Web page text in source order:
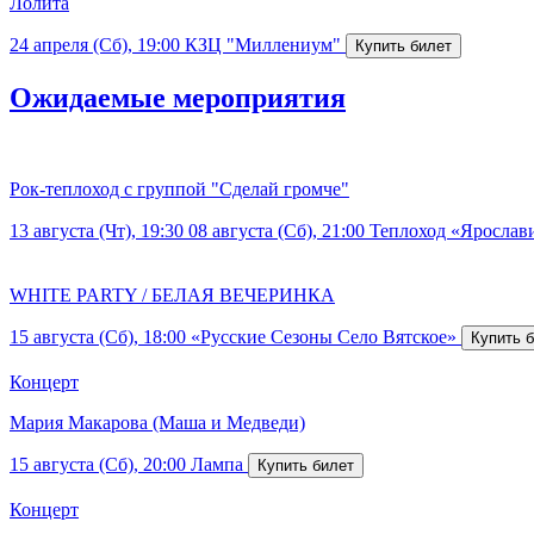
24 апреля (Сб), 19:00 КЗЦ "Миллениум"
Ожидаемые мероприятия
Рок-теплоход с группой "Сделай громче"
13 августа (Чт), 19:30 08 августа (Сб), 21:00 Теплоход
WHITE PARTY / БЕЛАЯ ВЕЧЕРИНКА
15 августа (Сб), 18:00 «Русские Сезоны Село Вятское»
Концерт
Мария Макарова (Маша и Медведи)
15 августа (Сб), 20:00 Лампа
Концерт